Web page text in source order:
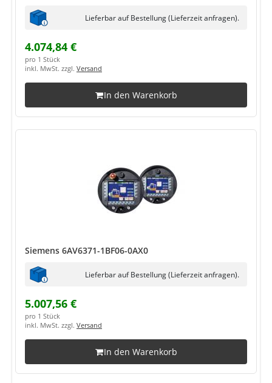
Lieferbar auf Bestellung (Lieferzeit anfragen).
4.074,84 €
pro 1 Stück
inkl. MwSt. zzgl. Versand
In den Warenkorb
Siemens 6AV6371-1BF06-0AX0
Lieferbar auf Bestellung (Lieferzeit anfragen).
5.007,56 €
pro 1 Stück
inkl. MwSt. zzgl. Versand
In den Warenkorb